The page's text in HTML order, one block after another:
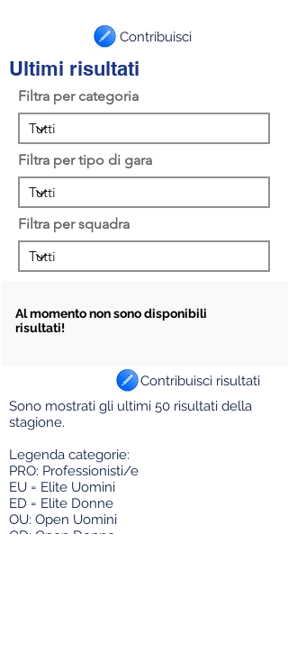
Contribuisci
Ultimi risultati
Filtra per categoria
Filtra per tipo di gara
Filtra per squadra
Al momento non sono disponibili
risultati!
Contribuisci risultati
Sono mostrati gli ultimi 50 risultati della
stagione.
Legenda categorie:
PRO: Professionisti/e
EU = Elite Uomini
ED = Elite Donne
OU: Open Uomini
OD: Open Donne